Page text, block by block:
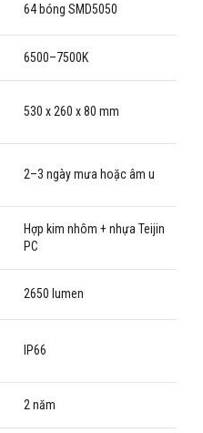
64 bóng SMD5050
6500–7500K
530 x 260 x 80 mm
2–3 ngày mưa hoặc âm u
Hợp kim nhôm + nhựa Teijin
PC
2650 lumen
IP66
2 năm